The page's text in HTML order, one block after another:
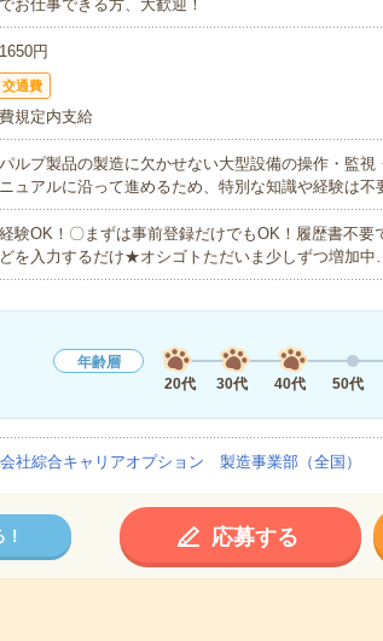
お仕事できる方、大歓迎！
円
交通費
規定内支給
ルプ製品の製造に欠かせない大型設備の操作・監
ュアルに沿って進めるため、特別な知識や経験は
験OK！〇まずは事前登録だけでもOK！履歴書不
を入力するだけ★オシゴトただいま少しずつ増加
年齢層
20代
30代 40代 50代
社綜合キャリアオプション 製造事業部（全国）
応募する